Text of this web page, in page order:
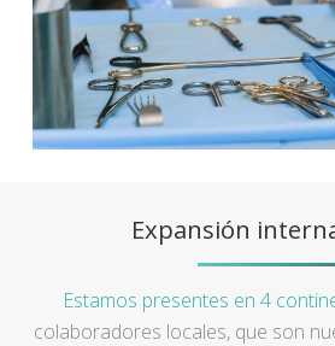
Expansión
Estamos presentes en 4
colaboradores locales, que son